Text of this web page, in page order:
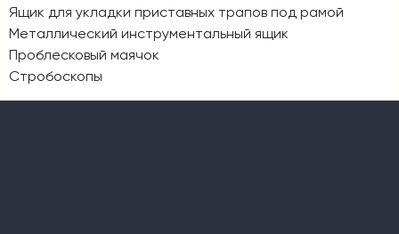
Ящик для укладки приставных трапов под рамой
Металлический инструментальный ящик
Проблесковый маячок
Стробоскопы